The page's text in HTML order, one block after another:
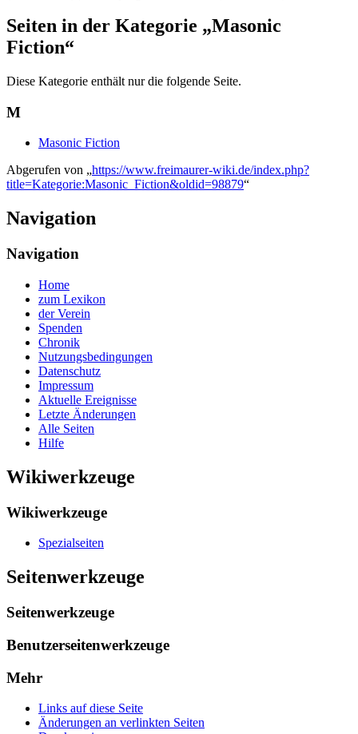
Seiten in der Kategorie „Masonic
Fiction“
Diese Kategorie enthält nur die folgende Seite.
M
Masonic Fiction
Abgerufen von „https://www.freimaurer-wiki.de/index.php?
title=Kategorie:Masonic_Fiction&oldid=98879“
Navigation
Navigation
Home
zum Lexikon
der Verein
Spenden
Chronik
Nutzungsbedingungen
Datenschutz
Impressum
Aktuelle Ereignisse
Letzte Änderungen
Alle Seiten
Hilfe
Wikiwerkzeuge
Wikiwerkzeuge
Spezialseiten
Seitenwerkzeuge
Seitenwerkzeuge
Benutzerseitenwerkzeuge
Mehr
Links auf diese Seite
Änderungen an verlinkten Seiten